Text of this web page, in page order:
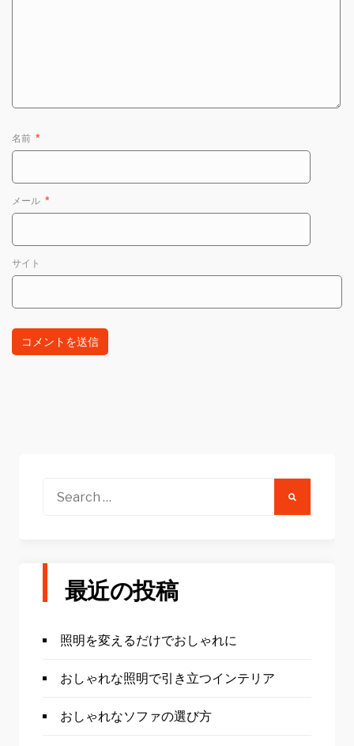
名前 *
メール *
サイト
Search
最近の投稿
照明を変えるだけでおしゃれに
おしゃれな照明で引き立つインテリア
おしゃれなソファの選び方